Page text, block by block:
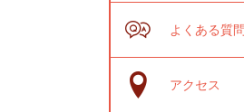
よくある質問
アクセス